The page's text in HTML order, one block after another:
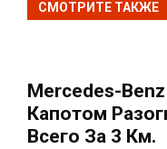
СМОТРИТЕ ТАКЖЕ
Mercedes-
Капотом
Всего За 3 Км.